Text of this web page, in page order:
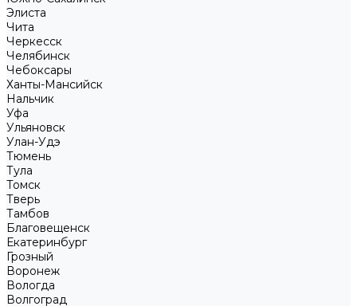
Элиста
Чита
Черкесск
Челябинск
Чебоксары
Ханты-Мансийск
Нальчик
Уфа
Ульяновск
Улан-Удэ
Тюмень
Тула
Томск
Тверь
Тамбов
Благовещенск
Екатеринбург
Грозный
Воронеж
Вологда
Волгоград